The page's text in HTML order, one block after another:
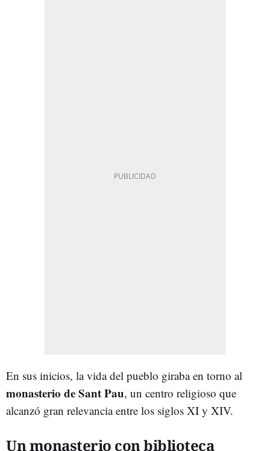
En sus inicios, la vida del pueblo giraba en torno al
monasterio de Sant Pau, un centro religioso que
alcanzó gran relevancia entre los siglos XI y XIV.
Un monasterio con biblioteca